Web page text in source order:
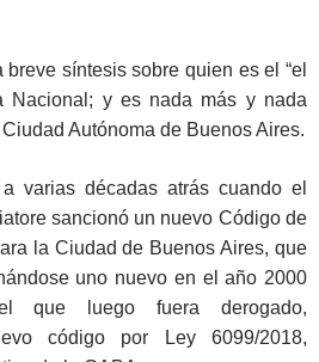
síntesis sobre quien es el “el
Nacional; y es nada más y nada
Autónoma de Buenos Aires.
varias décadas atrás cuando el
sancionó un nuevo Código de
la Ciudad de Buenos Aires, que
uno nuevo en el año 2000
que luego fuera derogado,
código por Ley 6099/2018,